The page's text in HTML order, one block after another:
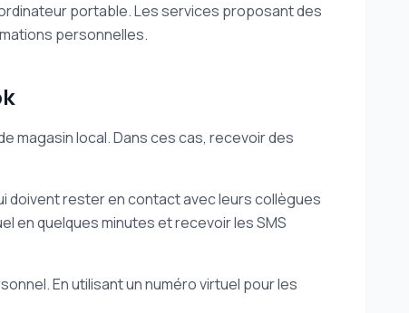
portable. Les services proposant des
personnelles.
magasin local. Dans ces cas, recevoir des
doivent rester en contact avec leurs collègues
en quelques minutes et recevoir les SMS
En utilisant un numéro virtuel pour les